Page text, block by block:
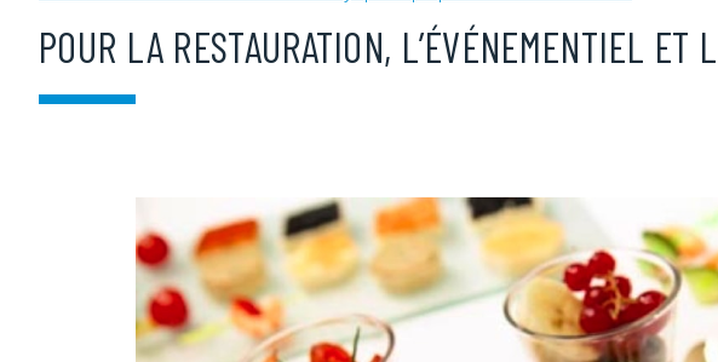
POUR LA RESTAURATION, L’ÉVÉNEMENTIEL ET